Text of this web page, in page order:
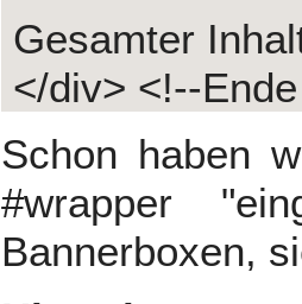
Gesamter
</div> <!--
Schon haben
#wrapper
Bannerboxen,